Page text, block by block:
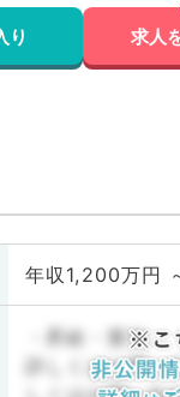
り 求人
年収1,200万円
・昇給・賞与
詳しくはお問い